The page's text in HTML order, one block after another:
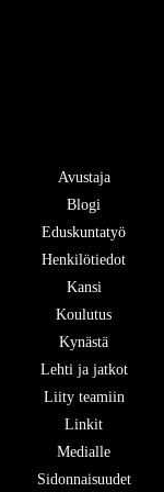
Avustaja
Blogi
Eduskuntatyö
Henkilötiedot
Kansi
Koulutus
Kynästä
Lehti ja jatkot
Liity teamiin
Linkit
Medialle
Sidonnaisuudet